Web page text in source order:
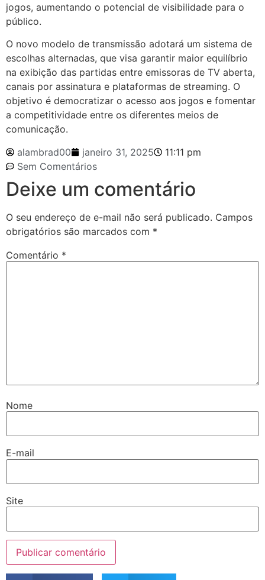
jogos, aumentando o potencial de visibilidade para o
público.
O novo modelo de transmissão adotará um sistema de
escolhas alternadas, que visa garantir maior equilíbrio
na exibição das partidas entre emissoras de TV aberta,
canais por assinatura e plataformas de streaming. O
objetivo é democratizar o acesso aos jogos e fomentar
a competitividade entre os diferentes meios de
comunicação.
alambrad00
janeiro 31, 2025
11:11 pm
Sem Comentários
Deixe um comentário
O seu endereço de e-mail não será publicado. Campos
obrigatórios são marcados com *
Comentário *
Nome
E-mail
Site